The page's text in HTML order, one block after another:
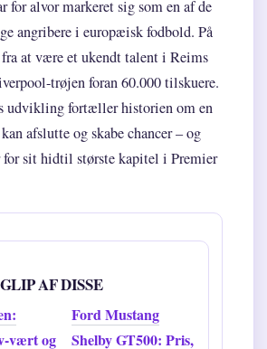
for alvor markeret sig som en af de
angribere i europæisk fodbold. På
fra at være et ukendt talent i Reims
trøjen foran 60.000 tilskuere.
udvikling fortæller historien om en
afslutte og skabe chancer – og
for sit hidtil største kapitel i Premier
AF DISSE
vært og
Ford Mustang
Shelby GT500: Pris,